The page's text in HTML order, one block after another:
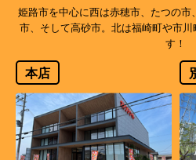
姫路市を中心に西は赤穂市、たつの市
市、そして高砂市。北は福崎町や市
す！
本店